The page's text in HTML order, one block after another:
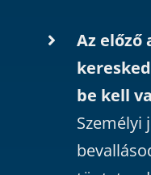
Az előző
be kell
Személyi